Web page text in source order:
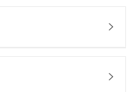

